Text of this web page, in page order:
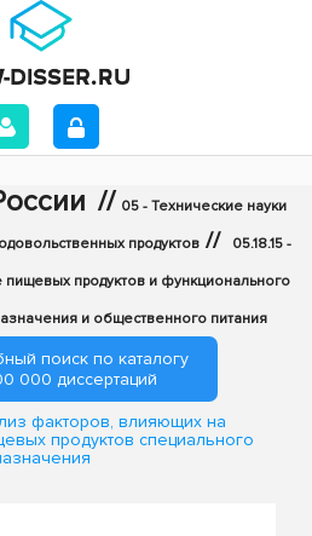
// 05 - Технические науки
продуктов // 05.18.15 -
продуктов и функционального
и общественного питания
поиск по каталогу
000 диссертаций
факторов, влияющих на
продуктов специального